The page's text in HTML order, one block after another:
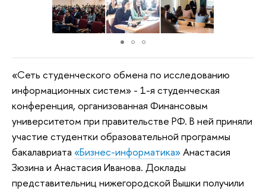
«Сеть студенческого обмена по исследованию
информационных систем» - 1-я студенческая
конференция, организованная Финансовым
университетом при правительстве РФ. В ней приняли
участие студентки образовательной программы
бакалавриата «Бизнес-информатика» Анастасия
Зюзина и Анастасия Иванова. Доклады
представительниц нижегородской Вышки получили